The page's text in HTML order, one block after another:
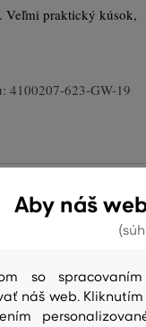
Veľmi praktický kúsok,
4100207-623-GW-19
Aby náš
so
náš web.